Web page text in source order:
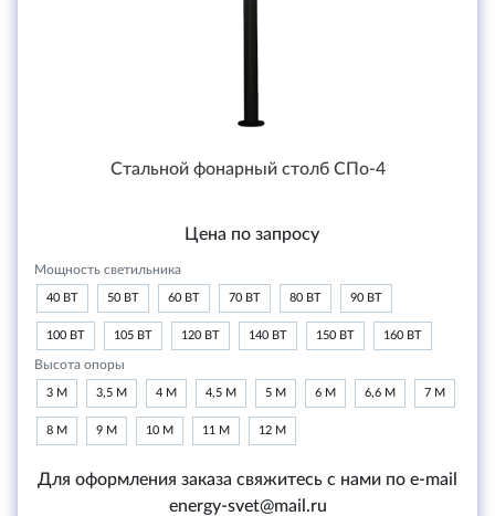
Стальной фонарный столб СПо-4
Цена по запросу
Мощность светильника
40 ВТ 50 ВТ 60 ВТ 70 ВТ 80 ВТ 90 ВТ
100 ВТ 105 ВТ 120 ВТ 140 ВТ 150 ВТ 160 ВТ
Высота опоры
3 М 3,5 М 4 М 4,5 М 5 М 6 М 6,6 М 7 М
8 М 9 М 10 М 11 М 12 М
Для оформления заказа свяжитесь с нами по e-mail
energy-svet@mail.ru